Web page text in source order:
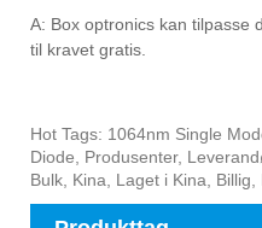
A: Box optronics kan tilpasse
til kravet gratis.
Hot Tags: 1064nm Single
Diode, Produsenter,
Bulk, Kina, Laget i Kina,